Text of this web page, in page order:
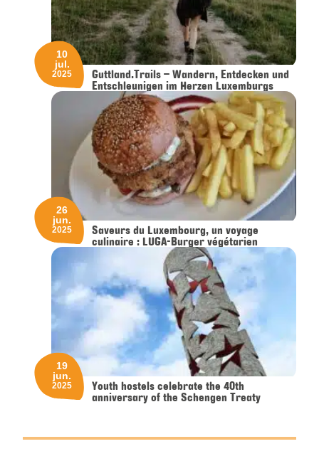
Guttland.Trails – Wandern, Entdecken und
Entschleunigen im Herzen Luxemburgs
10
jul.
2025
Saveurs du Luxembourg, un voyage
culinaire : LUGA-Burger végétarien
26
jun.
2025
Youth hostels celebrate the 40th
anniversary of the Schengen Treaty
19
jun.
2025